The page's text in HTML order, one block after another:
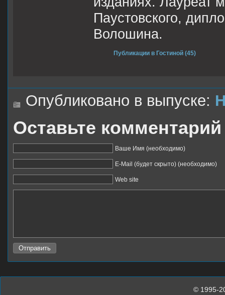
Паустовского,
Волошина.
Публикации в Гостиной (45)
Опубликовано в выпуске:
Оставьте комментарий
Ваше Имя (необходимо)
E-Mail (будет скрыто) (необходимо)
Web site
© 1995-